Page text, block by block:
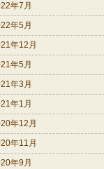
年7月
年5月
年12月
年5月
年3月
年1月
年12月
年11月
年9月